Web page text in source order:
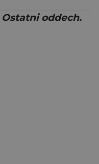
Ostatni oddech.